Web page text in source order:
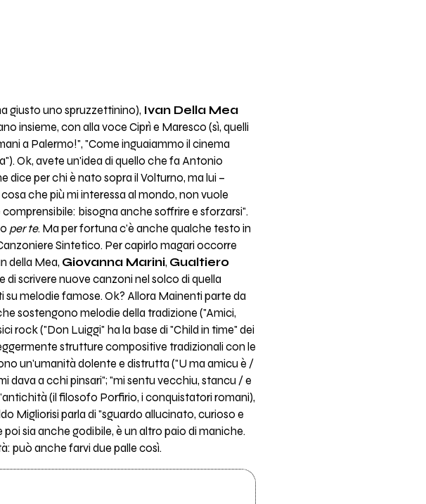
giusto uno spruzzettinino), Ivan Della Mea
insieme, con alla voce Ciprì e Maresco (sì, quelli
a Palermo!", "Come inguaiammo il cinema
Ok, avete un'idea di quello che fa Antonio
per chi è nato sopra il Volturno, ma lui –
che più mi interessa al mondo, non vuole
bisogna anche soffrire e sforzarsi".
per te. Ma per fortuna c'è anche qualche testo in
Sintetico. Per capirlo magari occorre
della Mea, Giovanna Marini, Gualtiero
scrivere nuove canzoni nel solco di quella
melodie famose. Ok? Allora Mainenti parte da
sostengono melodie della tradizione ("Amici,
rock ("Don Luiggi" ha la base di "Child in time" dei
strutture compositive tradizionali con le
un'umanità dolente e distrutta ("U ma amicu è /
dava a cchi pinsari"; "mi sentu vecchiu, stancu / e
(il filosofo Porfirio, i conquistatori romani),
Migliorisi parla di "sguardo allucinato, curioso e
sia anche godibile, è un altro paio di maniche.
può anche farvi due palle così.